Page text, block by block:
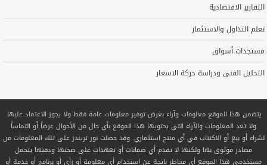
التقارير الاقتصادية
تعلم التداول والاستثمار
مستجدات أسواق
التحليل الفني ودراسة حركة الاسعار
يتضمن هذا الموقع معلومات وآراء بغرض توفير معلومات عامة فقط ولا يجوز الاعتماد عليها.
ولا تعد المعلومات والآراء التي يحتويها هذا الموقع بأي حال من الأحوال عرضاً أو التماساً
لشراء أو بيع أو الاكتتاب في أي منتج استثماري. وقد حصلت نور تريندز على تلك المعلومات من
مصادر موثوق بها ولكنها لا تقدم أي ضمانات أو تعهدات على صحتها ودقتها يتحمل
مستخدمي هذا الموقع أي مخاطر ناتجة عن استخدام أي معلومة أو رأي أو برنامج أو خدمة أو